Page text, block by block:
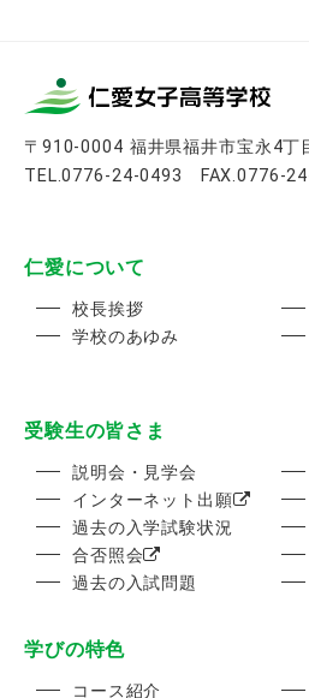
〒910-0004 福井県福井市宝永4丁
TEL.0776-24-0493 FAX.0776-
仁愛について
校長挨拶
学校のあゆみ
受験生の皆さま
説明会・見学会
インターネット出願
過去の入学試験状況
合否照会
過去の入試問題
学びの特色
コース紹介